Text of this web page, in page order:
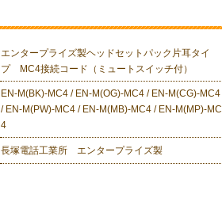
エンタープライズ製ヘッドセットパック片耳タイ
プ MC4接続コード（ミュートスイッチ付）
EN-M(BK)-MC4 / EN-M(OG)-MC4 / EN-M(CG)-MC4
/ EN-M(PW)-MC4 / EN-M(MB)-MC4 / EN-M(MP)-MC
4
長塚電話工業所 エンタープライズ製